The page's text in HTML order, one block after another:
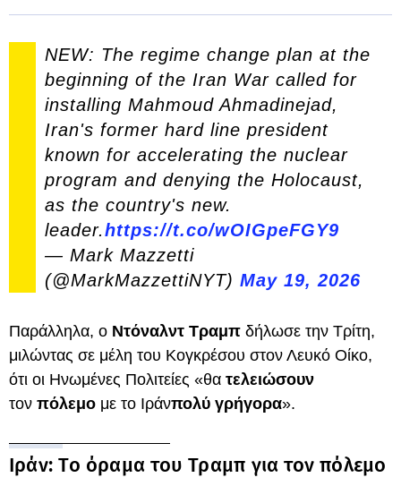
NEW: The regime change plan at the
beginning of the Iran War called for
installing Mahmoud Ahmadinejad,
Iran's former hard line president
known for accelerating the nuclear
program and denying the Holocaust,
as the country's new.
leader.https://t.co/wOIGpeFGY9
— Mark Mazzetti
(@MarkMazzettiNYT) May 19, 2026
Παράλληλα, ο Ντόναλντ Τραμπ δήλωσε την Τρίτη,
μιλώντας σε μέλη του Κογκρέσου στον Λευκό Οίκο,
ότι οι Ηνωμένες Πολιτείες «θα τελειώσουν
τον πόλεμο με το Ιράνπολύ γρήγορα».
Ιράν: Το όραμα του Τραμπ για τον πόλεμο